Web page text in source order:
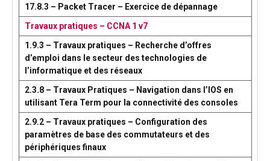
17.8.3 – Packet Tracer – Exercice de dépannage
Travaux pratiques – CCNA 1 v7
1.9.3 – Travaux pratiques – Recherche d’offres
d’emploi dans le secteur des technologies de
l’informatique et des réseaux
2.3.8 – Travaux Pratiques – Navigation dans l’IOS en
utilisant Tera Term pour la connectivité des consoles
2.9.2 – Travaux pratiques – Configuration des
paramètres de base des commutateurs et des
périphériques finaux